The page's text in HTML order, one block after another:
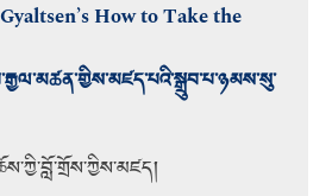
How to Take the